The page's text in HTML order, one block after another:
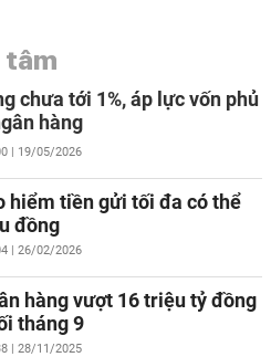
tâm
chưa tới 1%, áp lực vốn phủ
hàng
| 19/05/2026
hiểm tiền gửi tối đa có thể
đồng
| 26/02/2026
hàng vượt 16 triệu tỷ đồng
tháng 9
| 28/11/2025